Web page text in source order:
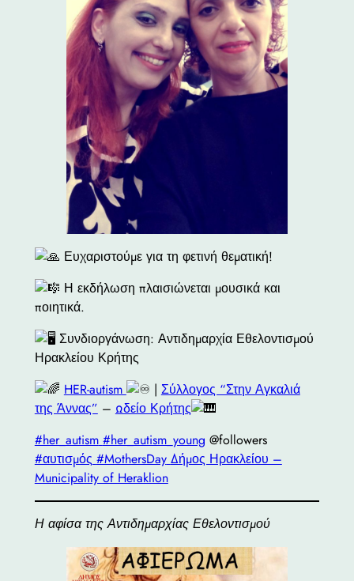
Ευχαριστούμε για τη φετινή θεματική!
Η εκδήλωση πλαισιώνεται μουσικά και
ποιητικά.
Συνδιοργάνωση: Αντιδημαρχία Εθελοντισμού
Ηρακλείου Κρήτης
HER-autism
| Σύλλογος “Στην Αγκαλιά
της Άννας” – Ωδείο Κρήτης
#her_autism #her_autism_young @followers
#αυτισμός #MothersDay Δήμος Ηρακλείου –
Municipality of Heraklion
Η αφίσα της Αντιδημαρχίας Εθελοντισμού